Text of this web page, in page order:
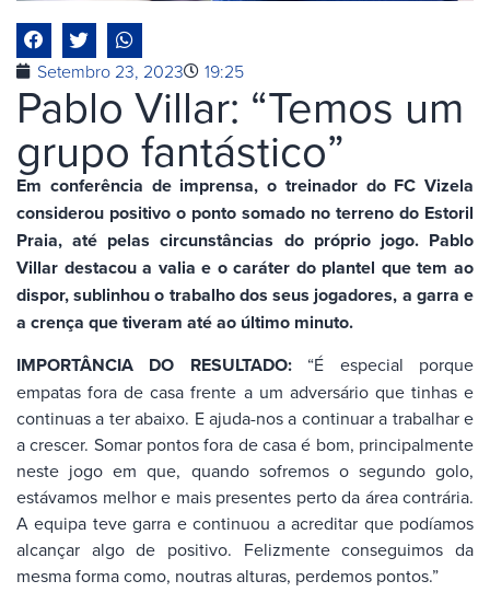
Setembro 23, 2023 19:25
Pablo Villar: “Temos um
grupo fantástico”
Em conferência de imprensa, o treinador do FC Vizela
considerou positivo o ponto somado no terreno do Estoril
Praia, até pelas circunstâncias do próprio jogo. Pablo
Villar destacou a valia e o caráter do plantel que tem ao
dispor, sublinhou o trabalho dos seus jogadores, a garra e
a crença que tiveram até ao último minuto.
IMPORTÂNCIA DO RESULTADO:“É especial porque
empatas fora de casa frente a um adversário que tinhas e
continuas a ter abaixo. E ajuda-nos a continuar a trabalhar e
a crescer. Somar pontos fora de casa é bom, principalmente
neste jogo em que, quando sofremos o segundo golo,
estávamos melhor e mais presentes perto da área contrária.
A equipa teve garra e continuou a acreditar que podíamos
alcançar algo de positivo. Felizmente conseguimos da
mesma forma como, noutras alturas, perdemos pontos.”